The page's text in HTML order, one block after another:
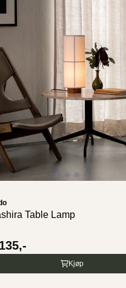
Table Lamp
Kjøp